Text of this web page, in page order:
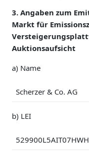
3. Angaben zum
Markt für
Auktionsaufsicht
a) Name
Scherzer & Co. AG
b) LEI